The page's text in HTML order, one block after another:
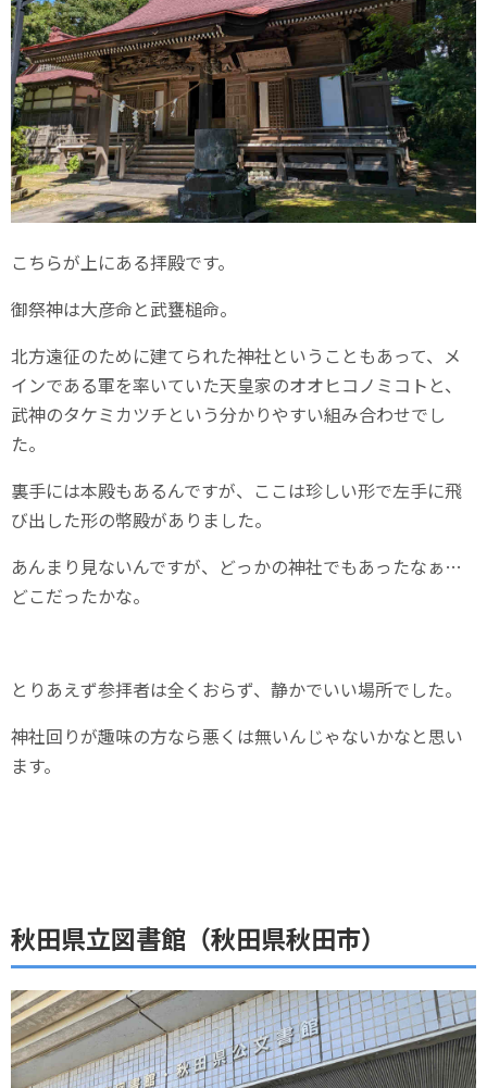
こちらが上にある拝殿です。
御祭神は大彦命と武甕槌命。
北方遠征のために建てられた神社ということもあって、メ
インである軍を率いていた天皇家のオオヒコノミコトと、
武神のタケミカツチという分かりやすい組み合わせでし
た。
裏手には本殿もあるんですが、ここは珍しい形で左手に飛
び出した形の幣殿がありました。
あんまり見ないんですが、どっかの神社でもあったなぁ…
どこだったかな。
とりあえず参拝者は全くおらず、静かでいい場所でした。
神社回りが趣味の方なら悪くは無いんじゃないかなと思い
ます。
秋田県立図書館（秋田県秋田市）